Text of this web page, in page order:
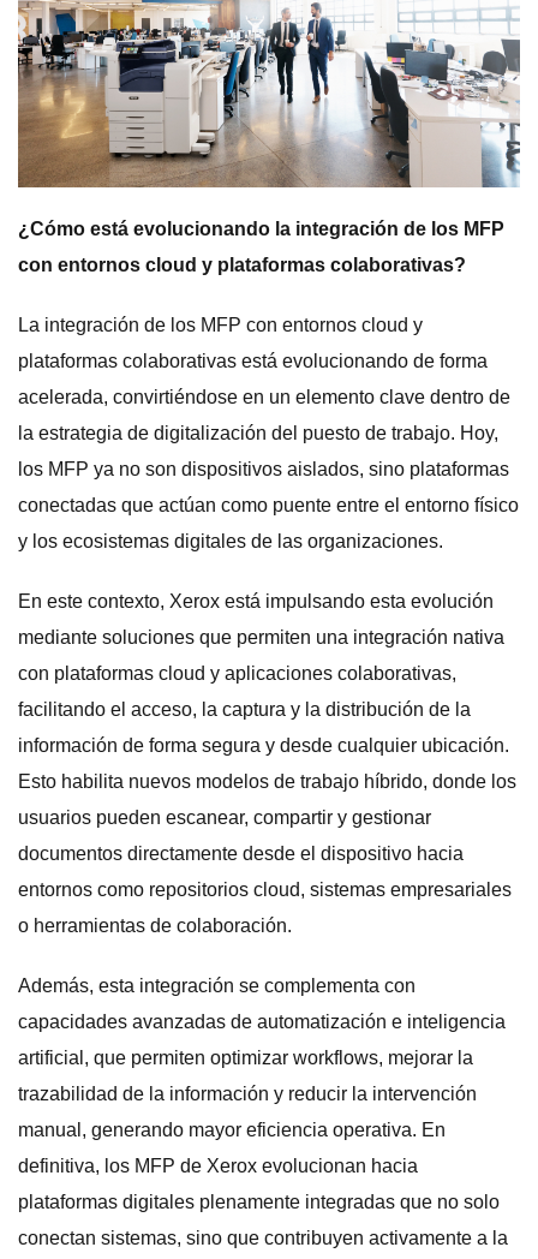
¿Cómo está evolucionando la integración de los MFP
con entornos cloud y plataformas colaborativas?
La integración de los MFP con entornos cloud y
plataformas colaborativas está evolucionando de forma
acelerada, convirtiéndose en un elemento clave dentro de
la estrategia de digitalización del puesto de trabajo. Hoy,
los MFP ya no son dispositivos aislados, sino plataformas
conectadas que actúan como puente entre el entorno físico
y los ecosistemas digitales de las organizaciones.
En este contexto, Xerox está impulsando esta evolución
mediante soluciones que permiten una integración nativa
con plataformas cloud y aplicaciones colaborativas,
facilitando el acceso, la captura y la distribución de la
información de forma segura y desde cualquier ubicación.
Esto habilita nuevos modelos de trabajo híbrido, donde los
usuarios pueden escanear, compartir y gestionar
documentos directamente desde el dispositivo hacia
entornos como repositorios cloud, sistemas empresariales
o herramientas de colaboración.
Además, esta integración se complementa con
capacidades avanzadas de automatización e inteligencia
artificial, que permiten optimizar workflows, mejorar la
trazabilidad de la información y reducir la intervención
manual, generando mayor eficiencia operativa. En
definitiva, los MFP de Xerox evolucionan hacia
plataformas digitales plenamente integradas que no solo
conectan sistemas, sino que contribuyen activamente a la